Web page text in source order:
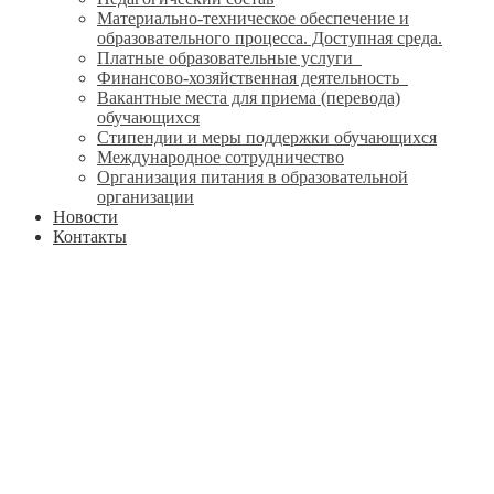
Материально-техническое обеспечение и
образовательного процесса. Доступная среда.
Платные образовательные услуги
Финансово-хозяйственная деятельность
Вакантные места для приема (перевода)
обучающихся
Стипендии и меры поддержки обучающихся
Международное сотрудничество
Организация питания в образовательной
организации
Новости
Контакты